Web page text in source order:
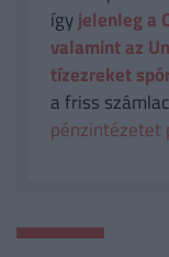
ígyjelenleg a
valamint az
tízezreket
a friss
pénzintézetet